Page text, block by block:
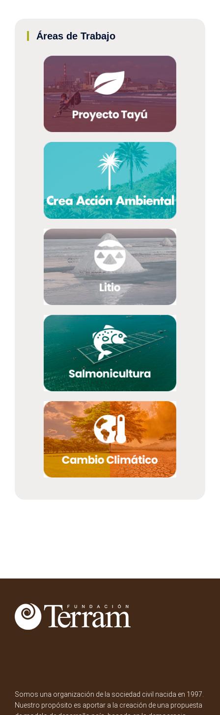
Áreas de Trabajo
Somos una organización de la sociedad civil nacida en 1997.
Nuestro propósito es aportar a la creación de una propuesta